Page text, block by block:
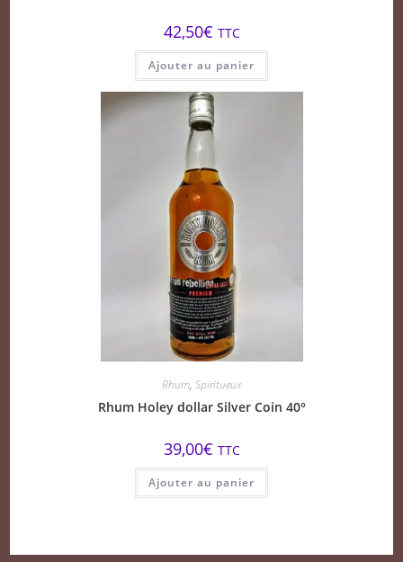
42,50€ TTC
Ajouter au panier
Rhum, Spiritueux
Rhum Holey dollar Silver Coin 40°
39,00€ TTC
Ajouter au panier